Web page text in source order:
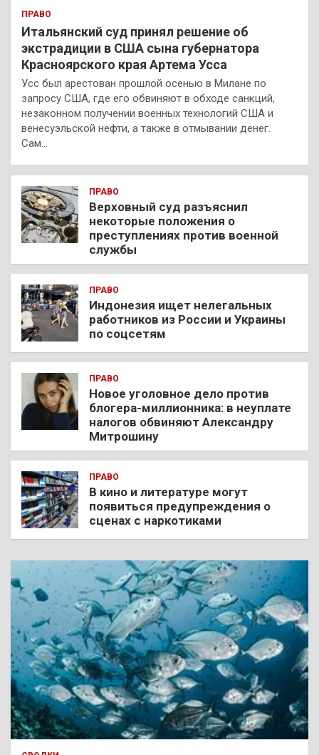
ПРАВО
Итальянский суд принял решение об
экстрадиции в США сына губернатора
Красноярского края Артема Усса
Усс был арестован прошлой осенью в Милане по
запросу США, где его обвиняют в обходе санкций,
незаконном получении военных технологий США и
венесуэльской нефти, а также в отмывании денег.
Сам…
ПРАВО
Верховный суд разъяснил
некоторые положения о
преступлениях против военной
службы
ПРАВО
Индонезия ищет нелегальных
работников из России и Украины
по соцсетям
ПРАВО
Новое уголовное дело против
блогера-миллионника: в неуплате
налогов обвиняют Александру
Митрошину
ПРАВО
В кино и литературе могут
появиться предупреждения о
сценах с наркотиками